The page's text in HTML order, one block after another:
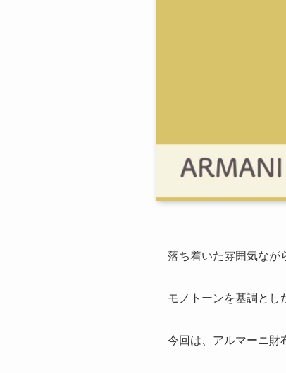
落ち着いた雰囲気なが
モノトーンを基調とし
今回は、アルマーニ財